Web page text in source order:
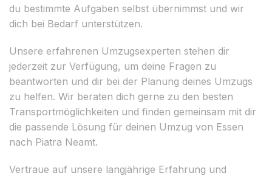
du bestimmte Aufgaben selbst übernimmst und wir
dich bei Bedarf unterstützen.
Unsere erfahrenen Umzugsexperten stehen dir
jederzeit zur Verfügung, um deine Fragen zu
beantworten und dir bei der Planung deines Umzugs
zu helfen. Wir beraten dich gerne zu den besten
Transportmöglichkeiten und finden gemeinsam mit dir
die passende Lösung für deinen Umzug von Essen
nach Piatra Neamt.
Vertraue auf unsere langjährige Erfahrung und